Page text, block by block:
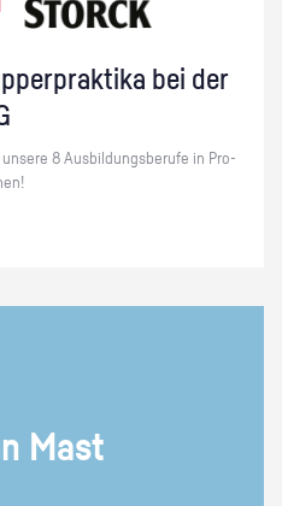
bei der
8 Aus­bil­dungs­be­ru­fe in Pro­
Mast